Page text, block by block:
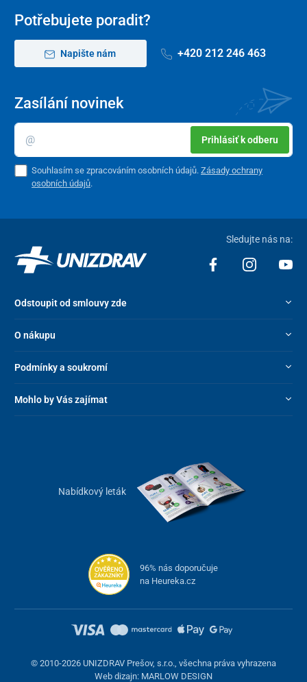
Potřebujete poradit?
Napište nám +420 212 246 463
Zasílání novinek
Prihlásiť k odberu
Souhlasím se zpracováním osobních údajů.Zásady ochrany
osobních údajů.
Sledujte nás na:
Odstoupit od smlouvy zde
O nákupu
Podmínky a soukromí
Mohlo by Vás zajímat
Nabídkový leták
96% nás doporučuje
na Heureka.cz
© 2010-2026 UNIZDRAV Prešov, s.r.o., všechna práva vyhrazena
Web dizajn: MARLOW DESIGN